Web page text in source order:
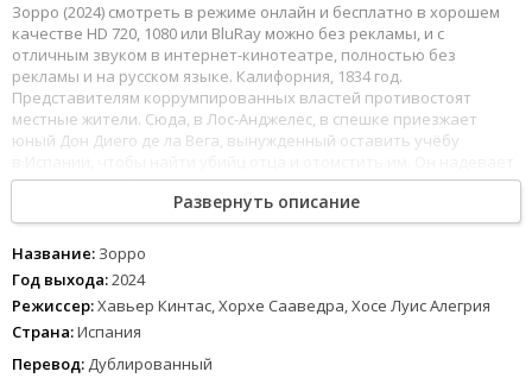
Зорро (2024) смотреть в режиме онлайн и бесплатно в хорошем
качестве HD 720, 1080 или BluRay можно без рекламы, и с
отличным звуком в интернет-кинотеатре, полностью без
рекламы и на русском языке. Калифорния, 1834 год.
Представителям коррумпированных властей противостоят
местные жители. Сюда, в Лос-Анджелес, в спешке приезжает
юный Дон Диего де ла Вега, вынужденный оставить учёбу
маску Зорро и бросает вызов всесильному мексиканскому
губернатору Педро Виктория, который мечтает избавиться
от народного мстителя. А среди его особенно принципиальных
врагов вскоре оказывается и юная индианка На-Лин,
в совершенстве овладевшая боевыми навыками своего народа.
1 23 45 678
Развернуть описание
Название: Зорро
Год выхода:2024
Режиссер:Хавьер Кинтас, Хорхе Сааведра, Хосе Луис Алегрия
Страна:Испания
Перевод: Дублированный